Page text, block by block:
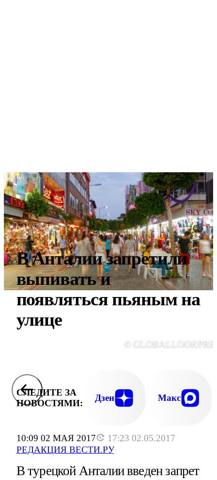
10:09 02 МАЯ 2017
17:23 02.05.2017
РЕДАКЦИЯ ВЕСТИ.РУ
В Анталии запретили
выпивать и
появляться пьяным на
улице
©
СЛЕДИТЕ ЗА
НОВОСТЯМИ:
Дзен Макс
В турецкой Анталии введен запрет